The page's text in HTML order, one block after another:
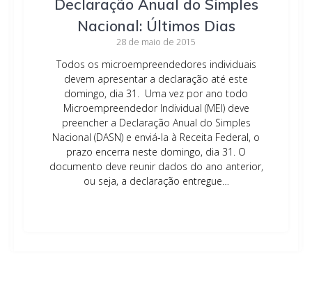
Declaração Anual do Simples
Nacional: Últimos Dias
28 de maio de 2015
Todos os microempreendedores individuais
devem apresentar a declaração até este
domingo, dia 31. Uma vez por ano todo
Microempreendedor Individual (MEI) deve
preencher a Declaração Anual do Simples
Nacional (DASN) e enviá-la à Receita Federal, o
prazo encerra neste domingo, dia 31. O
documento deve reunir dados do ano anterior,
ou seja, a declaração entregue…